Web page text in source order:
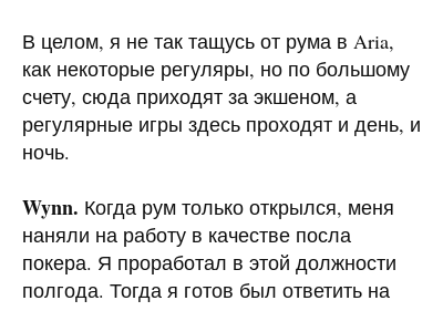
В целом, я не так тащусь от рума в Aria,
как некоторые регуляры, но по большому
счету, сюда приходят за экшеном, а
регулярные игры здесь проходят и день, и
ночь.
Wynn. Когда рум только открылся, меня
наняли на работу в качестве посла
покера. Я проработал в этой должности
полгода. Тогда я готов был ответить на